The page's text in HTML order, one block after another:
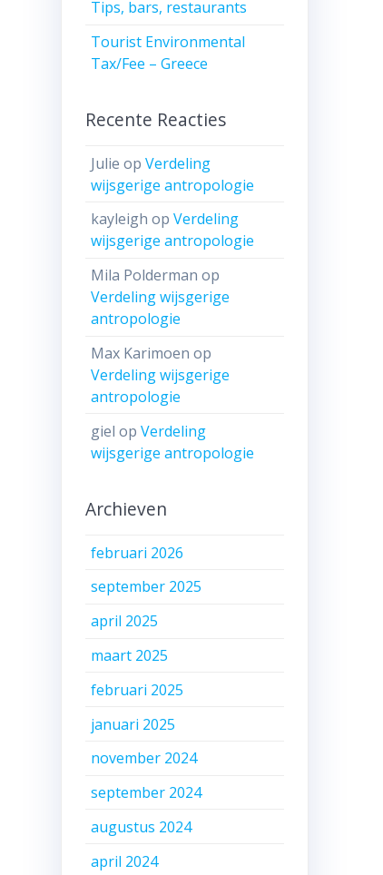
Tips, bars, restaurants
Tourist Environmental
Tax/Fee – Greece
Recente Reacties
Julie opVerdeling
wijsgerige antropologie
kayleigh opVerdeling
wijsgerige antropologie
Mila Polderman op
Verdeling wijsgerige
antropologie
Max Karimoen op
Verdeling wijsgerige
antropologie
giel opVerdeling
wijsgerige antropologie
Archieven
februari 2026
september 2025
april 2025
maart 2025
februari 2025
januari 2025
november 2024
september 2024
augustus 2024
april 2024